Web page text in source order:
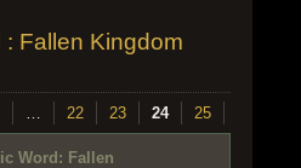
Fallen Kingdom
… 22 23 24 25
Word: Fallen